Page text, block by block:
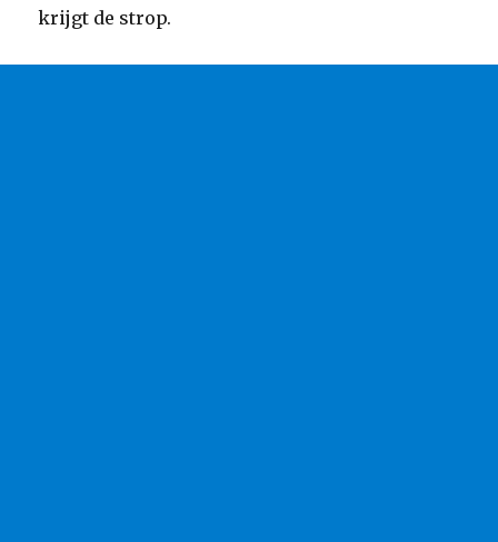
krijgt de strop.